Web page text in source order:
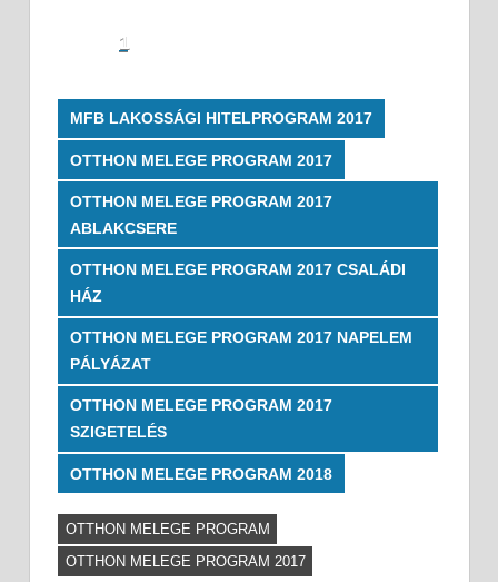
1
MFB LAKOSSÁGI HITELPROGRAM 2017
OTTHON MELEGE PROGRAM 2017
OTTHON MELEGE PROGRAM 2017
ABLAKCSERE
OTTHON MELEGE PROGRAM 2017 CSALÁDI
HÁZ
OTTHON MELEGE PROGRAM 2017 NAPELEM
PÁLYÁZAT
OTTHON MELEGE PROGRAM 2017
SZIGETELÉS
OTTHON MELEGE PROGRAM 2018
OTTHON MELEGE PROGRAM
OTTHON MELEGE PROGRAM 2017